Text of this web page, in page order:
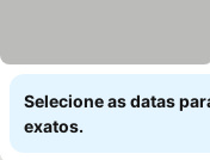
Selecione as datas
exatos.